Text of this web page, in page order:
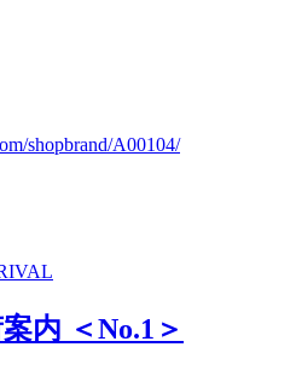
shopbrand/A00104/
内 ＜No.1＞